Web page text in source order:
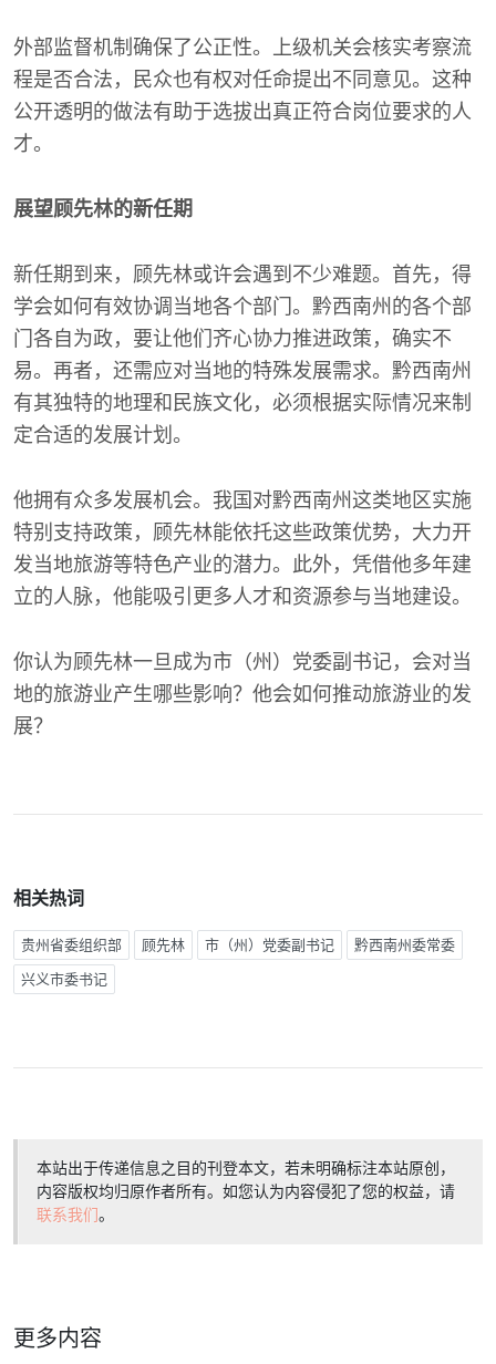
外部监督机制确保了公正性。上级机关会核实考察流
程是否合法，民众也有权对任命提出不同意见。这种
公开透明的做法有助于选拔出真正符合岗位要求的人
才。
展望顾先林的新任期
新任期到来，顾先林或许会遇到不少难题。首先，得
学会如何有效协调当地各个部门。黔西南州的各个部
门各自为政，要让他们齐心协力推进政策，确实不
易。再者，还需应对当地的特殊发展需求。黔西南州
有其独特的地理和民族文化，必须根据实际情况来制
定合适的发展计划。
他拥有众多发展机会。我国对黔西南州这类地区实施
特别支持政策，顾先林能依托这些政策优势，大力开
发当地旅游等特色产业的潜力。此外，凭借他多年建
立的人脉，他能吸引更多人才和资源参与当地建设。
你认为顾先林一旦成为市（州）党委副书记，会对当
地的旅游业产生哪些影响？他会如何推动旅游业的发
展？
相关热词
贵州省委组织部 顾先林 市（州）党委副书记 黔西南州委常委
兴义市委书记
本站出于传递信息之目的刊登本文，若未明确标注本站原创，
内容版权均归原作者所有。如您认为内容侵犯了您的权益，请
联系我们。
更多内容